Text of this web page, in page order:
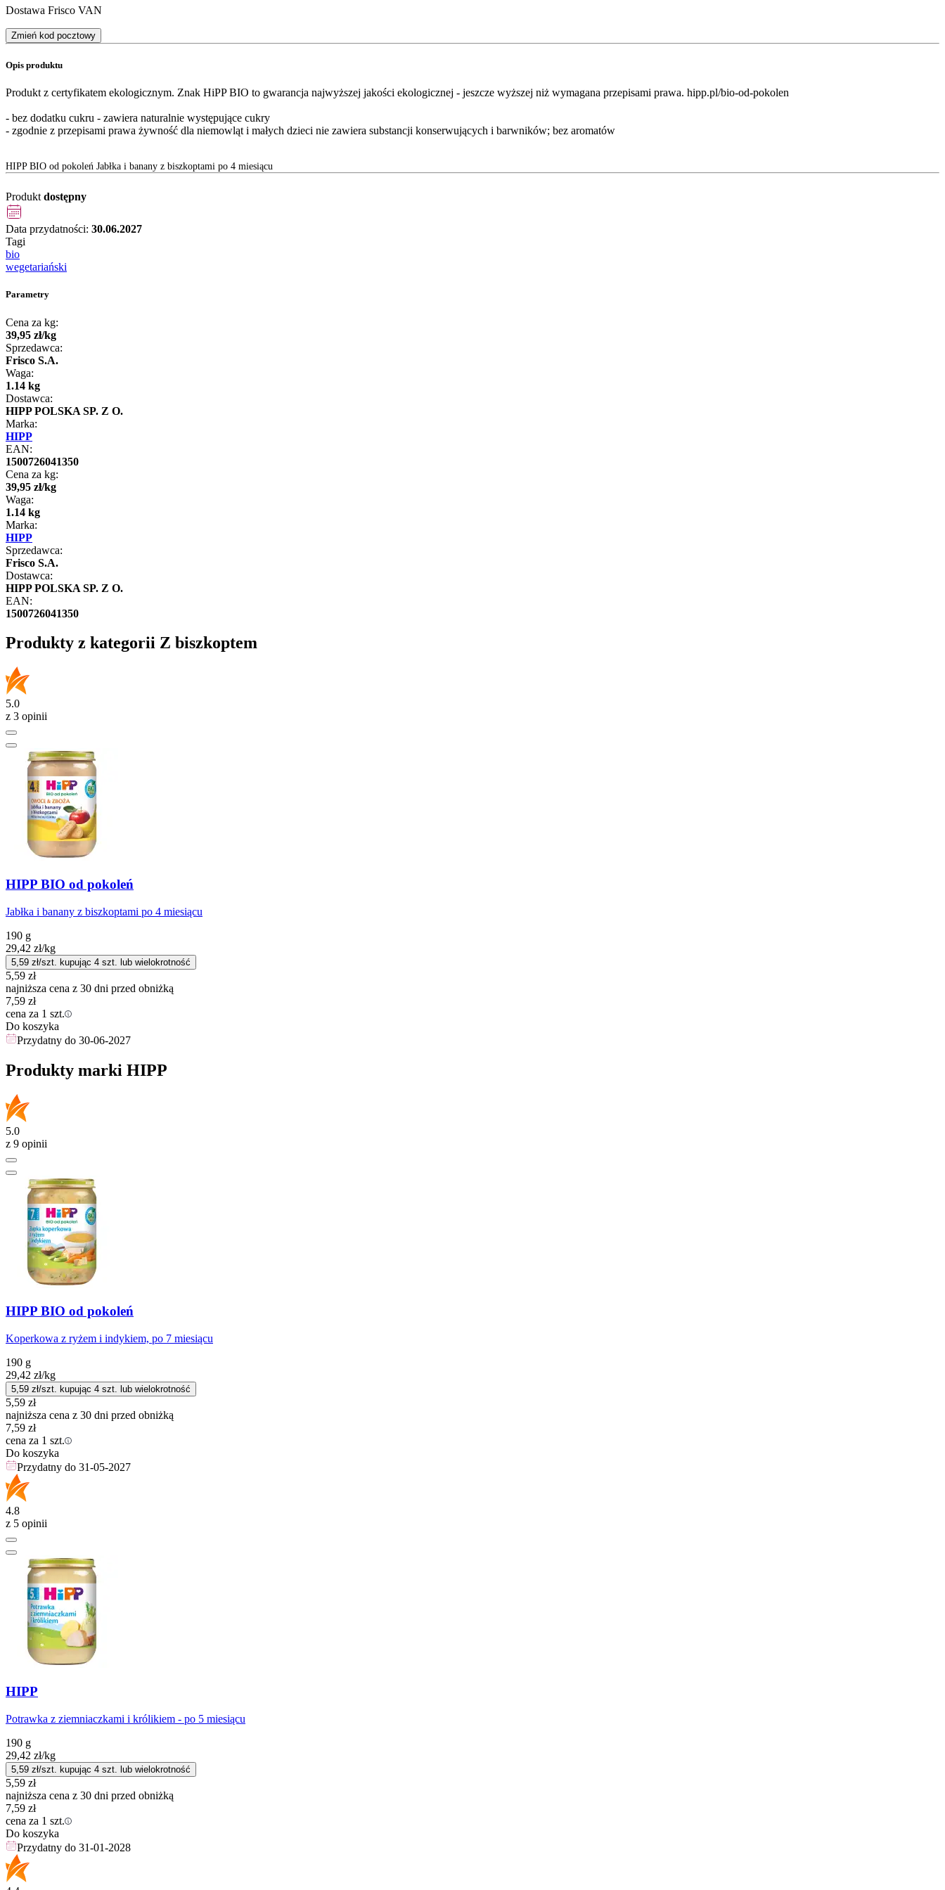
Dostawa Frisco VAN
Zmień kod pocztowy
Opis produktu
Produkt z certyfikatem ekologicznym. Znak HiPP BIO to gwarancja najwyższej jakości ekologicznej - jeszcze wyższej niż wymagana przepisami prawa. hipp.pl/bio-od-pokolen
- bez dodatku cukru - zawiera naturalnie występujące cukry
- zgodnie z przepisami prawa żywność dla niemowląt i małych dzieci nie zawiera substancji konserwujących i barwników; bez aromatów
HIPP BIO od pokoleń Jabłka i banany z biszkoptami po 4 miesiącu
Produkt dostępny
Data przydatności: 30.06.2027
Tagi
bio
wegetariański
Parametry
Cena za kg:
39,95 zł/kg
Sprzedawca:
Frisco S.A.
Waga:
1.14 kg
Dostawca:
HIPP POLSKA SP. Z O.
Marka:
HIPP
EAN:
1500726041350
Cena za kg:
39,95 zł/kg
Waga:
1.14 kg
Marka:
HIPP
Sprzedawca:
Frisco S.A.
Dostawca:
HIPP POLSKA SP. Z O.
EAN:
1500726041350
Produkty z kategorii Z biszkoptem
5.0
z 3 opinii
HIPP BIO od pokoleń
Jabłka i banany z biszkoptami po 4 miesiącu
190 g
29,42 zł/kg
5,59 zł/szt. kupując 4 szt. lub wielokrotność
5,59 zł
najniższa cena z 30 dni przed obniżką
7,59 zł
cena za 1 szt.
Do koszyka
Przydatny do 30-06-2027
Produkty marki HIPP
5.0
z 9 opinii
HIPP BIO od pokoleń
Koperkowa z ryżem i indykiem, po 7 miesiącu
190 g
29,42 zł/kg
5,59 zł/szt. kupując 4 szt. lub wielokrotność
5,59 zł
najniższa cena z 30 dni przed obniżką
7,59 zł
cena za 1 szt.
Do koszyka
Przydatny do 31-05-2027
4.8
z 5 opinii
HIPP
Potrawka z ziemniaczkami i królikiem - po 5 miesiącu
190 g
29,42 zł/kg
5,59 zł/szt. kupując 4 szt. lub wielokrotność
5,59 zł
najniższa cena z 30 dni przed obniżką
7,59 zł
cena za 1 szt.
Do koszyka
Przydatny do 31-01-2028